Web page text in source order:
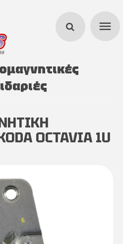
menu
OCTAVIA 1U